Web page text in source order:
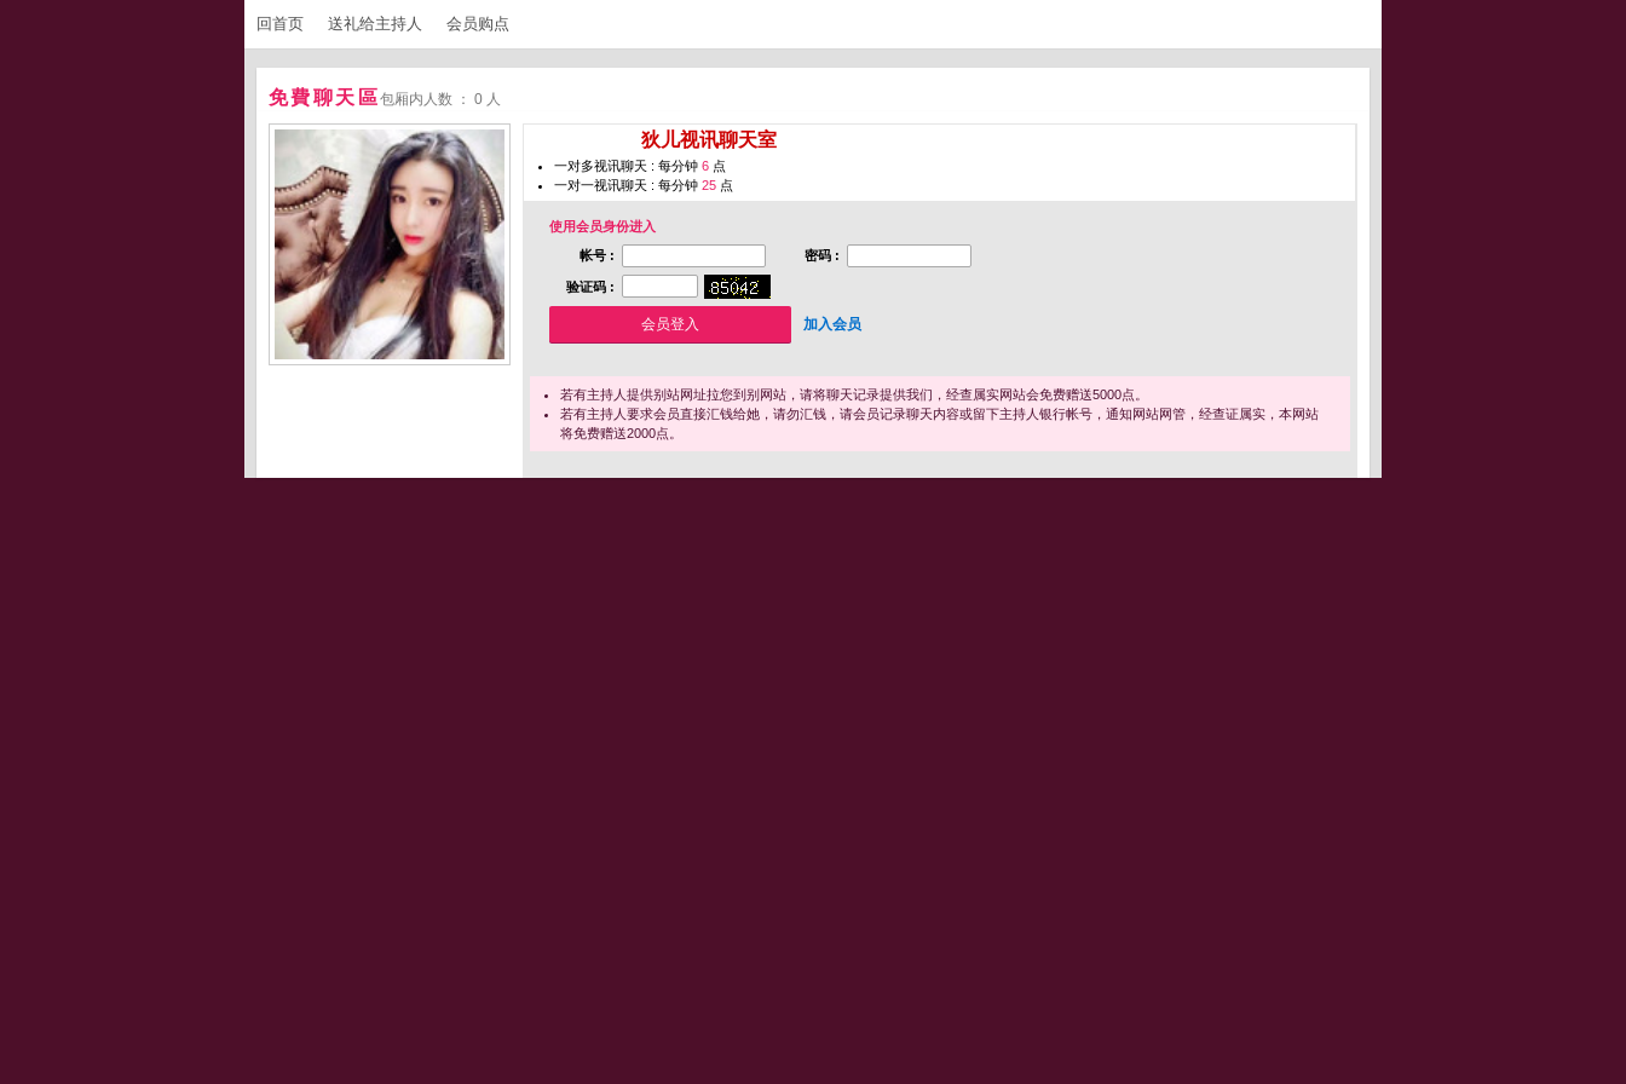
回首页 送礼给主持人 会员购点
免費聊天區包厢内人数 ： 0 人
狄儿视讯聊天室
一对多视讯聊天 : 每分钟 6 点
一对一视讯聊天 : 每分钟 25 点
使用会员身份进入
帐号 :
密码 :
验证码 :
加入会员
若有主持人提供别站网址拉您到别网站，请将聊天记录提供我们，经查属实网站会免费赠送5000点。
若有主持人要求会员直接汇钱给她，请勿汇钱，请会员记录聊天内容或留下主持人银行帐号，通知网站网管，经查证属实，本网站
将免费赠送2000点。